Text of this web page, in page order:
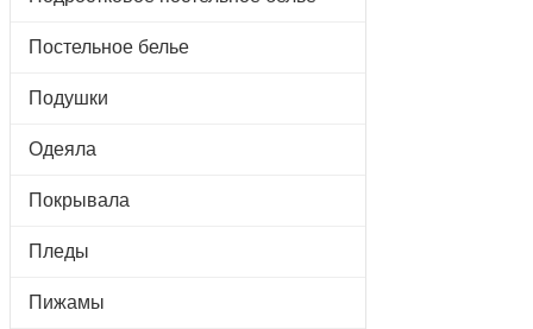
Постельное белье
Подушки
Одеяла
Покрывала
Пледы
Пижамы